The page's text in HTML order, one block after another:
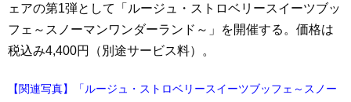
ェアの第1弾として「ルージュ・ストロベリースイーツブッ
フェ～スノーマンワンダーランド～」を開催する。価格は
税込み4,400円（別途サービス料）。
【関連写真】「ルージュ・ストロベリースイーツブッフェ～スノー